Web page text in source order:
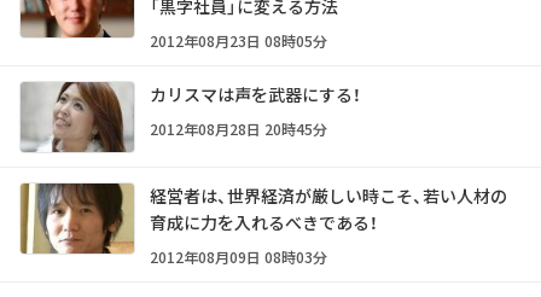
「黒字社員」に変える方法
2012年08月23日 08時05分
カリスマは声を武器にする！
2012年08月28日 20時45分
経営者は、世界経済が厳しい時こそ、若い人材の
育成に力を入れるべきである！
2012年08月09日 08時03分